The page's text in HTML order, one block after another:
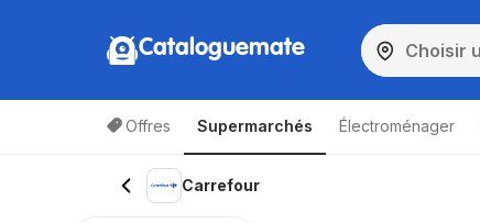
Cataloguemate
Offres Supermarchés Électroménager
Carrefour